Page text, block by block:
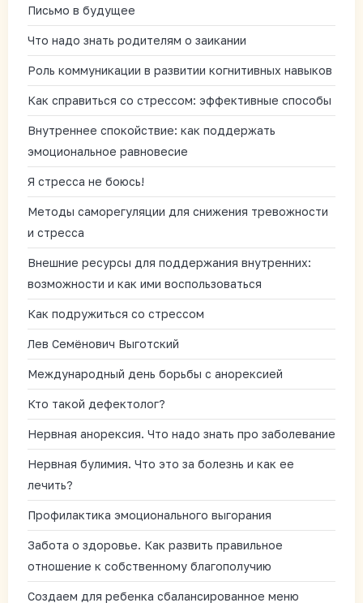
Письмо в будущее
Что надо знать родителям о заикании
Роль коммуникации в развитии когнитивных навыков
Как справиться со стрессом: эффективные способы
Внутреннее спокойствие: как поддержать
эмоциональное равновесие
Я стресса не боюсь!
Методы саморегуляции для снижения тревожности
и стресса
Внешние ресурсы для поддержания внутренних:
возможности и как ими воспользоваться
Как подружиться со стрессом
Лев Семёнович Выготский
Международный день борьбы с анорексией
Кто такой дефектолог?
Нервная анорексия. Что надо знать про заболевание
Нервная булимия. Что это за болезнь и как ее
лечить?
Профилактика эмоционального выгорания
Забота о здоровье. Как развить правильное
отношение к собственному благополучию
Создаем для ребенка сбалансированное меню